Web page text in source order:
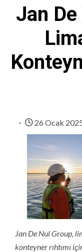
Jan
26 Ocak
Jan De Nul Group,
konteyner rıhtımı